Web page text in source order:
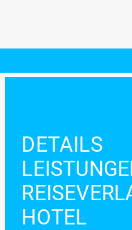
DETAILS
HOTEL